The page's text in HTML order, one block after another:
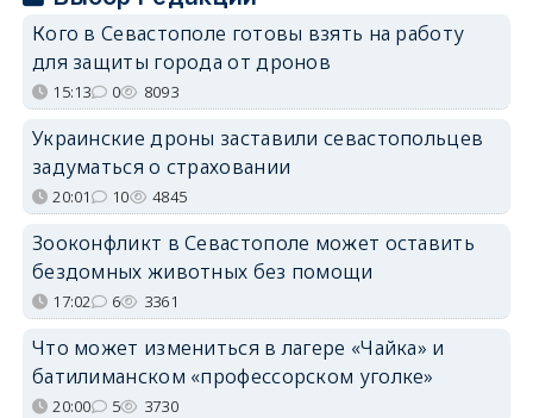
Кого в Севастополе готовы взять на работу
для защиты города от дронов
15:13 0 8093
Украинские дроны заставили севастопольцев
задуматься о страховании
20:01 10 4845
Зооконфликт в Севастополе может оставить
бездомных животных без помощи
17:02 6 3361
Что может измениться в лагере «Чайка» и
батилиманском «профессорском уголке»
20:00 5 3730